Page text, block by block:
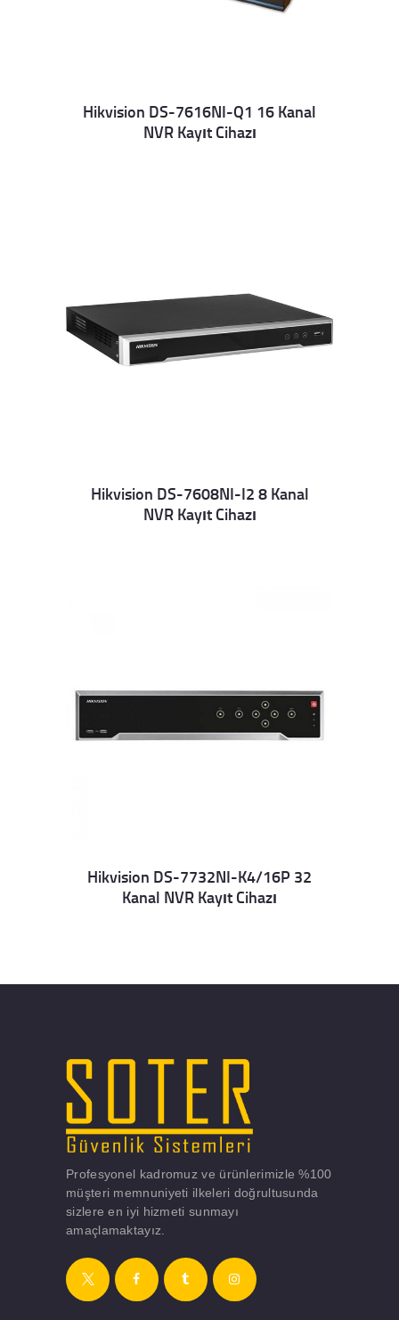
Details
Hikvision DS-7616NI-Q1 16 Kanal
NVR Kayıt Cihazı
Details
Hikvision DS-7608NI-I2 8 Kanal
NVR Kayıt Cihazı
Details
Hikvision DS-7732NI-K4/16P 32
Kanal NVR Kayıt Cihazı
Profesyonel kadromuz ve ürünlerimizle %100
müşteri memnuniyeti ilkeleri doğrultusunda
sizlere en iyi hizmeti sunmayı
amaçlamaktayız.